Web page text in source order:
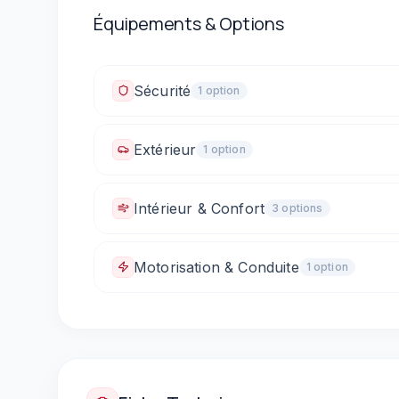
Équipements & Options
Sécurité 1 option
Fixations ISOFIX
Extérieur 1 option
Rétroviseurs électriques
Intérieur & Confort 3 options
Climatisation automatique
Motorisation & Conduite 1 option